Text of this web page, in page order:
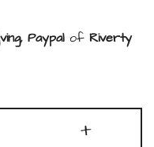
Paypal of Riverty
+